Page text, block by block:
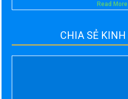
Read More
CHIA SẺ